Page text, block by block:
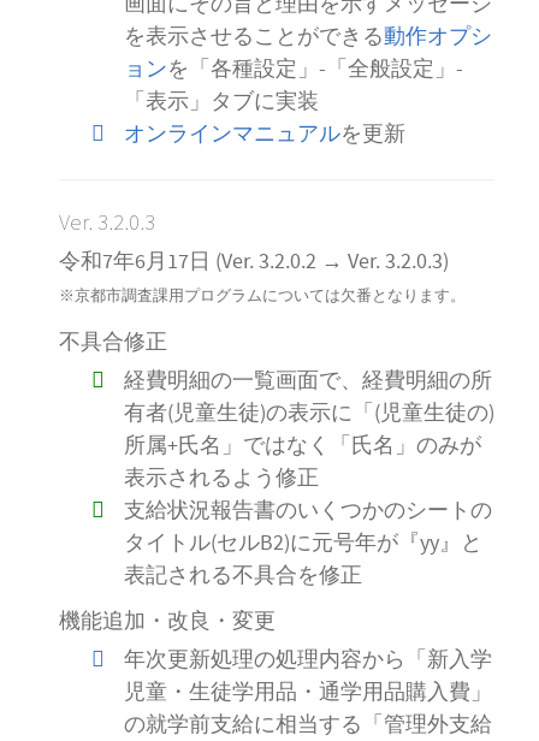
を表示させることができる動作オプシ
ョンを「各種設定」-「全般設定」-
「表示」タブに実装
オンラインマニュアルを更新
Ver. 3.2.0.3
令和7年6月17日 (Ver. 3.2.0.2 → Ver. 3.2.0.3)
※京都市調査課用プログラムについては欠番となります。
不具合修正
経費明細の一覧画面で、経費明細の所
有者(児童生徒)の表示に「(児童生徒の)
所属+氏名」ではなく「氏名」のみが
表示されるよう修正
支給状況報告書のいくつかのシートの
タイトル(セルB2)に元号年が『yy』と
表記される不具合を修正
機能追加・改良・変更
年次更新処理の処理内容から「新入学
児童・生徒学用品・通学用品購入費」
の就学前支給に相当する「管理外支給